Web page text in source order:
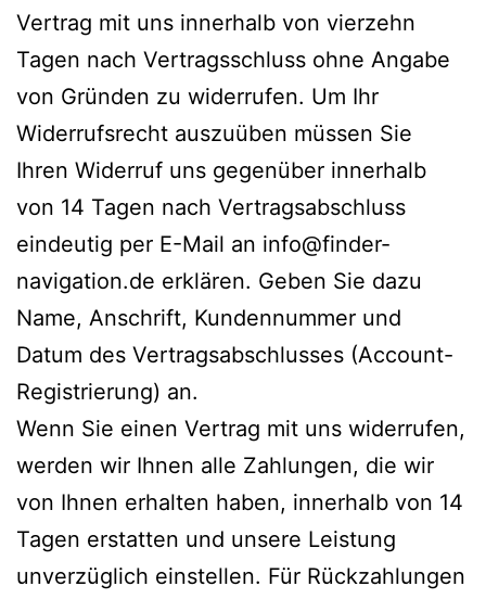
Vertrag mit uns innerhalb von vierzehn
Tagen nach Vertragsschluss ohne Angabe
von Gründen zu widerrufen. Um Ihr
Widerrufsrecht auszuüben müssen Sie
Ihren Widerruf uns gegenüber innerhalb
von 14 Tagen nach Vertragsabschluss
eindeutig per E-Mail an info@finder-
navigation.de erklären. Geben Sie dazu
Name, Anschrift, Kundennummer und
Datum des Vertragsabschlusses (Account-
Registrierung) an.
Wenn Sie einen Vertrag mit uns widerrufen,
werden wir Ihnen alle Zahlungen, die wir
von Ihnen erhalten haben, innerhalb von 14
Tagen erstatten und unsere Leistung
unverzüglich einstellen. Für Rückzahlungen